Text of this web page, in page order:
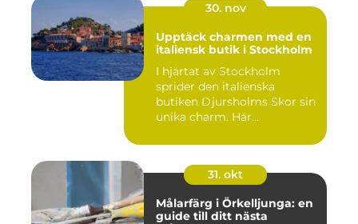
30. nov
Upptäck charmen med en
italiensk butik i Stockholm
I hjärtat av Stockholm
sprider den italienska
butiken Djursholms Skor sin
unika charm. Här...
31. okt
Målarfärg i Örkelljunga: en
guide till ditt nästa